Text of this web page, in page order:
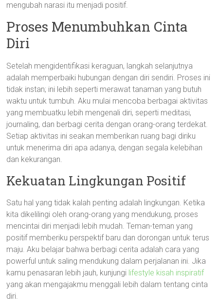
mengubah narasi itu menjadi positif.
Proses Menumbuhkan Cinta
Diri
Setelah mengidentifikasi keraguan, langkah selanjutnya
adalah memperbaiki hubungan dengan diri sendiri. Proses ini
tidak instan; ini lebih seperti merawat tanaman yang butuh
waktu untuk tumbuh. Aku mulai mencoba berbagai aktivitas
yang membuatku lebih mengenali diri, seperti meditasi,
journaling, dan berbagi cerita dengan orang-orang terdekat.
Setiap aktivitas ini seakan memberikan ruang bagi diriku
untuk menerima diri apa adanya, dengan segala kelebihan
dan kekurangan.
Kekuatan Lingkungan Positif
Satu hal yang tidak kalah penting adalah lingkungan. Ketika
kita dikelilingi oleh orang-orang yang mendukung, proses
mencintai diri menjadi lebih mudah. Teman-teman yang
positif memberiku perspektif baru dan dorongan untuk terus
maju. Aku belajar bahwa berbagi cerita adalah cara yang
powerful untuk saling mendukung dalam perjalanan ini. Jika
kamu penasaran lebih jauh, kunjungi lifestyle kisah inspiratif
yang akan mengajakmu menggali lebih dalam tentang cinta
diri.